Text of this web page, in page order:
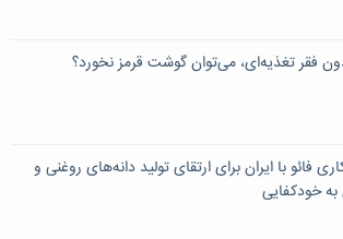
فقر تغذیه‌ای، می‌توان گوشت قرمز نخورد؟
فائو با ایران برای ارتقای تولید دانه‌های روغنی و
به خودکفایی